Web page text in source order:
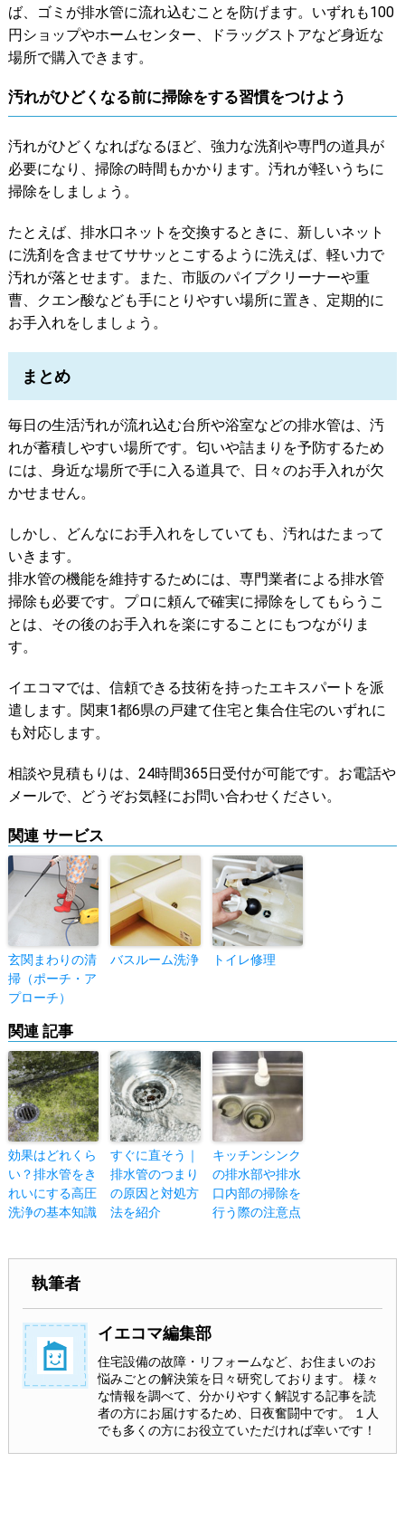
ば、ゴミが排水管に流れ込むことを防げます。いずれも100
円ショップやホームセンター、ドラッグストアなど身近な
場所で購入できます。
汚れがひどくなる前に掃除をする習慣をつけよう
汚れがひどくなればなるほど、強力な洗剤や専門の道具が
必要になり、掃除の時間もかかります。汚れが軽いうちに
掃除をしましょう。
たとえば、排水口ネットを交換するときに、新しいネット
に洗剤を含ませてササッとこするように洗えば、軽い力で
汚れが落とせます。また、市販のパイプクリーナーや重
曹、クエン酸なども手にとりやすい場所に置き、定期的に
お手入れをしましょう。
まとめ
毎日の生活汚れが流れ込む台所や浴室などの排水管は、汚
れが蓄積しやすい場所です。匂いや詰まりを予防するため
には、身近な場所で手に入る道具で、日々のお手入れが欠
かせません。
しかし、どんなにお手入れをしていても、汚れはたまって
いきます。
排水管の機能を維持するためには、専門業者による排水管
掃除も必要です。プロに頼んで確実に掃除をしてもらうこ
とは、その後のお手入れを楽にすることにもつながりま
す。
イエコマでは、信頼できる技術を持ったエキスパートを派
遣します。関東1都6県の戸建て住宅と集合住宅のいずれに
も対応します。
相談や見積もりは、24時間365日受付が可能です。お電話や
メールで、どうぞお気軽にお問い合わせください。
関連 サービス
玄関まわりの清
掃（ポーチ・ア
プローチ）
バスルーム洗浄 トイレ修理
関連 記事
効果はどれくら
い？排水管をき
れいにする高圧
洗浄の基本知識
すぐに直そう｜
排水管のつまり
の原因と対処方
法を紹介
キッチンシンク
の排水部や排水
口内部の掃除を
行う際の注意点
執筆者
イエコマ編集部
住宅設備の故障・リフォームなど、お住まいのお
悩みごとの解決策を日々研究しております。 様々
な情報を調べて、分かりやすく解説する記事を読
者の方にお届けするため、日夜奮闘中です。 １人
でも多くの方にお役立ていただければ幸いです！